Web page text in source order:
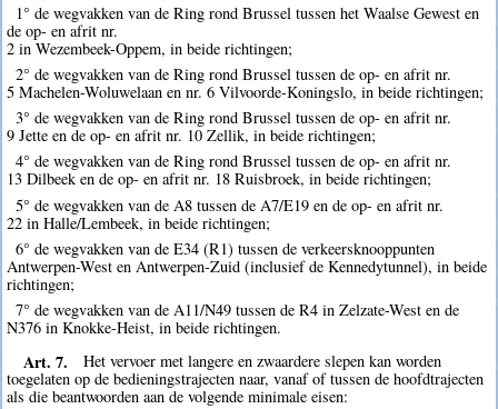
1° de wegvakken van de Ring rond Brussel tussen het Waalse Gewest en
de op- en afrit nr.
2 in Wezembeek-Oppem, in beide richtingen;
2° de wegvakken van de Ring rond Brussel tussen de op- en afrit nr.
5 Machelen-Woluwelaan en nr. 6 Vilvoorde-Koningslo, in beide richtingen;
3° de wegvakken van de Ring rond Brussel tussen de op- en afrit nr.
9 Jette en de op- en afrit nr. 10 Zellik, in beide richtingen;
4° de wegvakken van de Ring rond Brussel tussen de op- en afrit nr.
13 Dilbeek en de op- en afrit nr. 18 Ruisbroek, in beide richtingen;
5° de wegvakken van de A8 tussen de A7/E19 en de op- en afrit nr.
22 in Halle/Lembeek, in beide richtingen;
6° de wegvakken van de E34 (R1) tussen de verkeersknooppunten
Antwerpen-West en Antwerpen-Zuid (inclusief de Kennedytunnel), in beide
richtingen;
7° de wegvakken van de A11/N49 tussen de R4 in Zelzate-West en de
N376 in Knokke-Heist, in beide richtingen.
Art. 7.
Het vervoer met langere en zwaardere slepen kan worden
toegelaten op de bedieningstrajecten naar, vanaf of tussen de hoofdtrajecten
als die beantwoorden aan de volgende minimale eisen: